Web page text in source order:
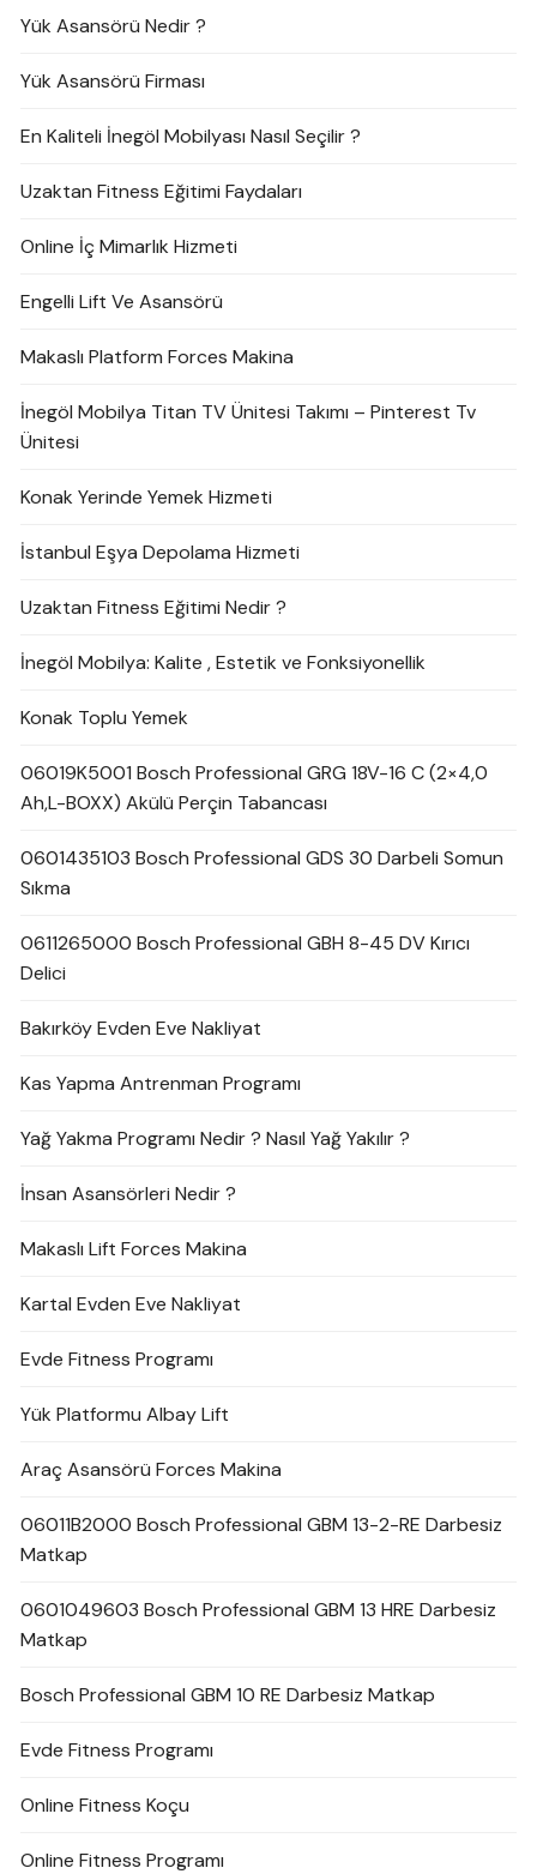
Yük Asansörü Nedir ?
Yük Asansörü Firması
En Kaliteli İnegöl Mobilyası Nasıl Seçilir ?
Uzaktan Fitness Eğitimi Faydaları
Online İç Mimarlık Hizmeti
Engelli Lift Ve Asansörü
Makaslı Platform Forces Makina
İnegöl Mobilya Titan TV Ünitesi Takımı – Pinterest Tv
Ünitesi
Konak Yerinde Yemek Hizmeti
İstanbul Eşya Depolama Hizmeti
Uzaktan Fitness Eğitimi Nedir ?
İnegöl Mobilya: Kalite , Estetik ve Fonksiyonellik
Konak Toplu Yemek
06019K5001 Bosch Professional GRG 18V-16 C (2×4,0
Ah,L-BOXX) Akülü Perçin Tabancası
0601435103 Bosch Professional GDS 30 Darbeli Somun
Sıkma
0611265000 Bosch Professional GBH 8-45 DV Kırıcı
Delici
Bakırköy Evden Eve Nakliyat
Kas Yapma Antrenman Programı
Yağ Yakma Programı Nedir ? Nasıl Yağ Yakılır ?
İnsan Asansörleri Nedir ?
Makaslı Lift Forces Makina
Kartal Evden Eve Nakliyat
Evde Fitness Programı
Yük Platformu Albay Lift
Araç Asansörü Forces Makina
06011B2000 Bosch Professional GBM 13-2-RE Darbesiz
Matkap
0601049603 Bosch Professional GBM 13 HRE Darbesiz
Matkap
Bosch Professional GBM 10 RE Darbesiz Matkap
Evde Fitness Programı
Online Fitness Koçu
Online Fitness Programı